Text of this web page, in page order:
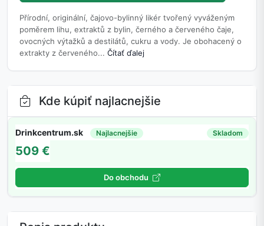
Přírodní, originální, čajovo-bylinný likér tvořený vyváženým
poměrem lihu, extraktů z bylin, černého a červeného čaje,
ovocných výtažků a destilátů, cukru a vody. Je obohacený o
extrakty z červeného... Čítať ďalej
Kde kúpiť najlacnejšie
Drinkcentrum.sk Najlacnejšie Skladom
509 €
Do obchodu